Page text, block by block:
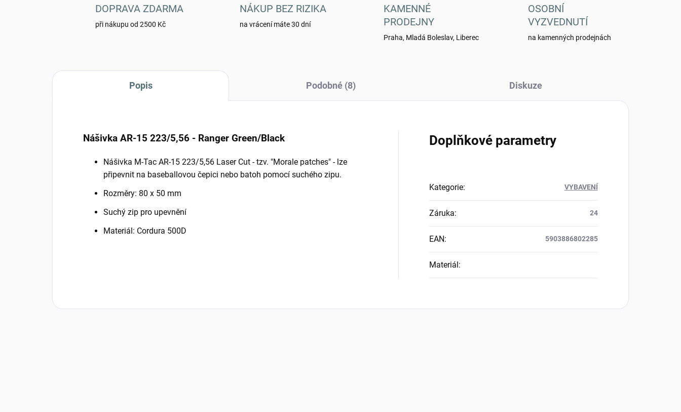
DOPRAVA ZDARMA
při nákupu od 2500 Kč
NÁKUP BEZ RIZIKA
na vrácení máte 30 dní
KAMENNÉ
PRODEJNY
Praha, Mladá Boleslav, Liberec
OSOBNÍ
VYZVEDNUTÍ
na kamenných prodejnách
Popis Podobné (8) Diskuze
Nášivka AR-15 223/5,56 - Ranger Green/Black
Nášivka M-Tac AR-15 223/5,56 Laser Cut - tzv. "Morale patches" - lze
připevnit na baseballovou čepici nebo batoh pomocí suchého zipu.
Rozměry: 80 x 50 mm
Suchý zip pro upevnění
Materiál: Cordura 500D
Doplňkové parametry
Kategorie: VYBAVENÍ
Záruka: 24
EAN: 5903886802285
Materiál :